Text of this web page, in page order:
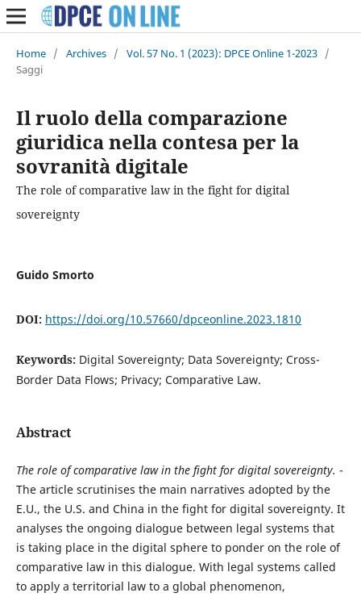
Home / Archives / Vol. 57 No. 1 (2023): DPCE Online 1-2023 /
Saggi
Il ruolo della comparazione
giuridica nella contesa per la
sovranità digitale
The role of comparative law in the fight for digital
sovereignty
Guido Smorto
DOI: https://doi.org/10.57660/dpceonline.2023.1810
Keywords: Digital Sovereignty; Data Sovereignty; Cross-
Border Data Flows; Privacy; Comparative Law.
Abstract
The role of comparative law in the fight for digital sovereignty. -
The article scrutinises the main narratives adopted by the
E.U., the U.S. and China in the fight for digital sovereignty. It
analyses the ongoing dialogue between legal systems that
is taking place in the digital sphere to ponder on the role of
comparative law in this dialogue. With legal systems called
to apply a territorial law to a global phenomenon,